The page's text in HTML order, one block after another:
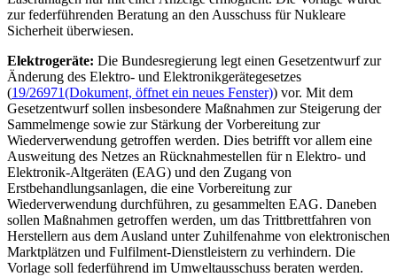
zur federführenden Beratung an den Ausschuss für Nukleare
Sicherheit überwiesen.
Elektrogeräte: Die Bundesregierung legt einen Gesetzentwurf zur
Änderung des Elektro- und Elektronikgerätegesetzes
(19/26971(Dokument, öffnet ein neues Fenster)) vor. Mit dem
Gesetzentwurf sollen insbesondere Maßnahmen zur Steigerung der
Sammelmenge sowie zur Stärkung der Vorbereitung zur
Wiederverwendung getroffen werden. Dies betrifft vor allem eine
Ausweitung des Netzes an Rücknahmestellen für n Elektro- und
Elektronik-Altgeräten (EAG) und den Zugang von
Erstbehandlungsanlagen, die eine Vorbereitung zur
Wiederverwendung durchführen, zu gesammelten EAG. Daneben
sollen Maßnahmen getroffen werden, um das Trittbrettfahren von
Herstellern aus dem Ausland unter Zuhilfenahme von elektronischen
Marktplätzen und Fulfilment-Dienstleistern zu verhindern. Die
Vorlage soll federführend im Umweltausschuss beraten werden.